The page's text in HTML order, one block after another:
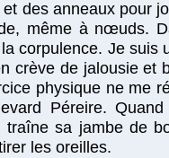
des anneaux pour
même à nœuds.
corpulence. Je
crève de jalousie et
physique ne me
Péreire.
sa jambe de
les oreilles.